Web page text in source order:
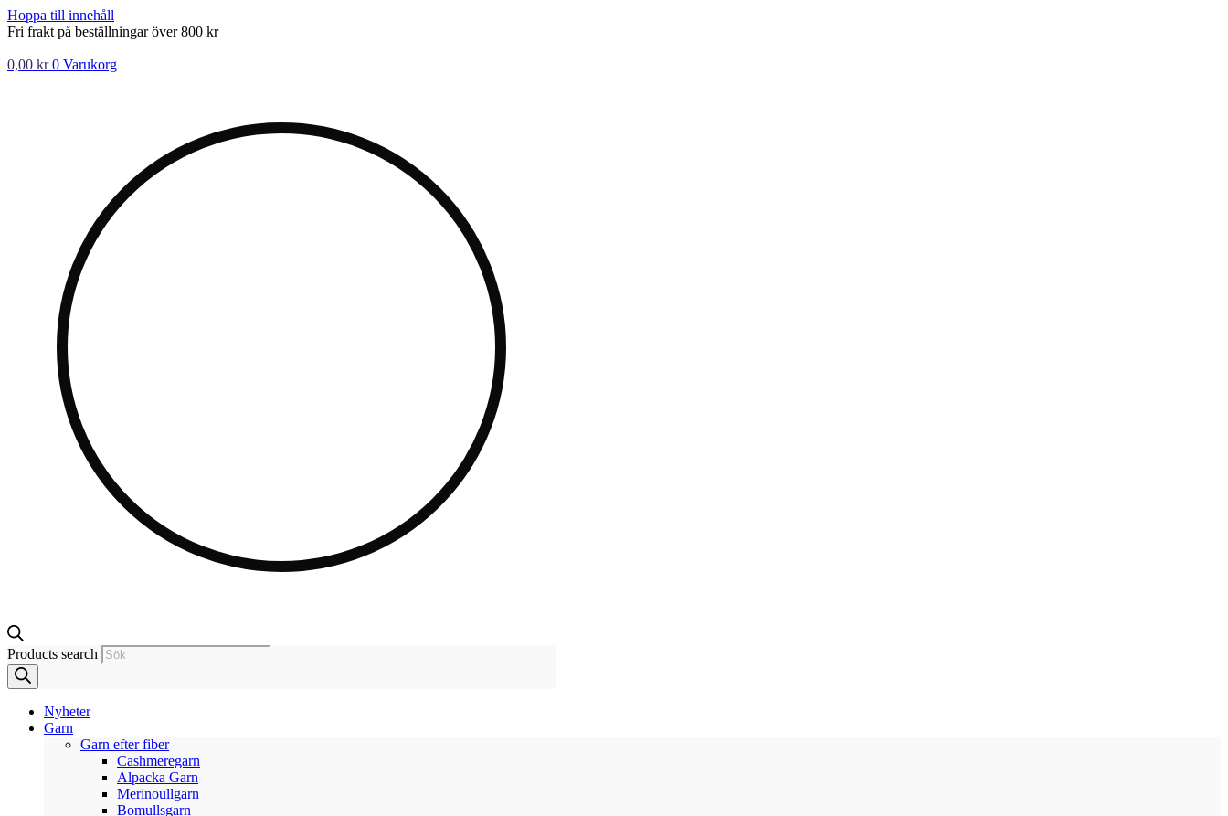
Hoppa till innehåll
Fri frakt på beställningar över 800 kr
0,00 kr 0 Varukorg
Products search
Nyheter
Garn
Garn efter fiber
Cashmeregarn
Alpacka Garn
Merinoullgarn
Bomullsgarn